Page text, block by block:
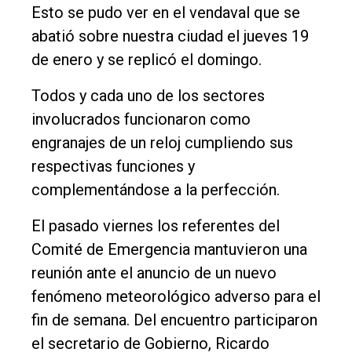
Fúnebres
Edición
Empresa
Nosotros
Contacto
Esto se pudo ver en el vendaval que se
abatió sobre nuestra ciudad el jueves 19
de enero y se replicó el domingo.
Todos y cada uno de los sectores
involucrados funcionaron como
engranajes de un reloj cumpliendo sus
respectivas funciones y
complementándose a la perfección.
El pasado viernes los referentes del
Comité de Emergencia mantuvieron una
reunión ante el anuncio de un nuevo
fenómeno meteorológico adverso para el
fin de semana. Del encuentro participaron
el secretario de Gobierno, Ricardo